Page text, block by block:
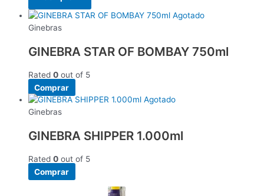
Agotado
Ginebras
GINEBRA STAR OF BOMBAY 750ml
Rated 0 out of 5
Comprar
Agotado
Ginebras
GINEBRA SHIPPER 1.000ml
Rated 0 out of 5
Comprar